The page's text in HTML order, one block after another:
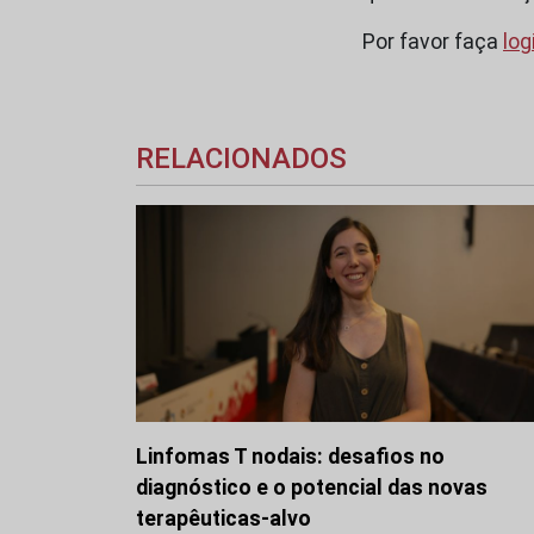
Por favor faça
RELACIONADOS
Linfomas T nodais: desafios no
diagnóstico e o potencial das novas
terapêuticas-alvo